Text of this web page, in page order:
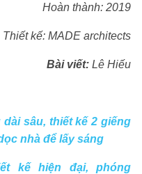
Hoàn thành: 2019
Thiết kế: MADE architects
Bài viết: Lê Hiếu
sâu, thiết kế 2 giếng
nhà để lấy sáng
kế hiện đại, phóng